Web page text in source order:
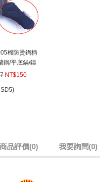
棉防燙鍋柄
鍋/平底鍋/鑄
柄隔熱把手套
NT$150
5)
商品評價(0) 我要詢問(0)